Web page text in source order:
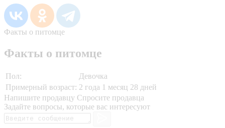
Факты о питомце
Факты о питомце
Пол:
Девочка
Примерный возраст: 2 года 1 месяц 28 дней
Напишите продавцу Спросите продавца
Задайте вопросы, которые вас интересуют